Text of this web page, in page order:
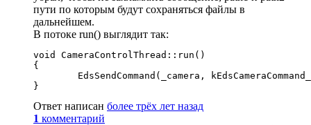
пути по которым будут сохраняться файлы в
дальнейшем.
В потоке run() выглядит так:
void CameraControlThread::run()
{
Ответ написан более трёх лет назад
1 комментарий